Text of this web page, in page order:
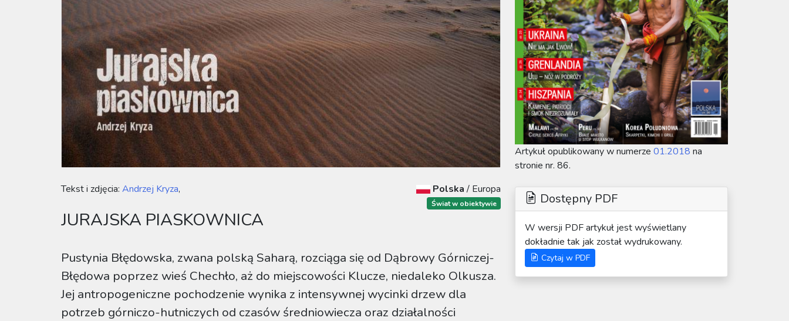
Artykuł opublikowany w numerze01.2018 na
stronie nr. 86.
Tekst i zdjęcia: Andrzej Kryza,
JURAJSKA PIASKOWNICA
Polska / Europa
Świat w obiektywie
Pustynia Błędowska, zwana polską Saharą, rozciąga się od Dąbrowy Górniczej-
Błędowa poprzez wieś Chechło, aż do miejscowości Klucze, niedaleko Olkusza.
Jej antropogeniczne pochodzenie wynika z intensywnej wycinki drzew dla
potrzeb górniczo-hutniczych od czasów średniowiecza oraz działalności
Dostępny PDF
W wersji PDF artykuł jest wyświetlany
dokładnie tak jak został wydrukowany.
Czytaj w PDF